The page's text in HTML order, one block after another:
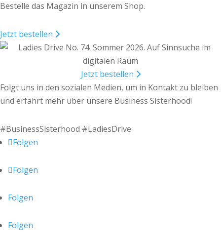
Bestelle das Magazin in unserem Shop.
Jetzt bestellen
Jetzt bestellen
Folgt uns in den sozialen Medien, um in Kontakt zu bleiben
und erfährt mehr über unsere Business Sisterhood!
#BusinessSisterhood #LadiesDrive
Folgen
Folgen
Folgen
Folgen